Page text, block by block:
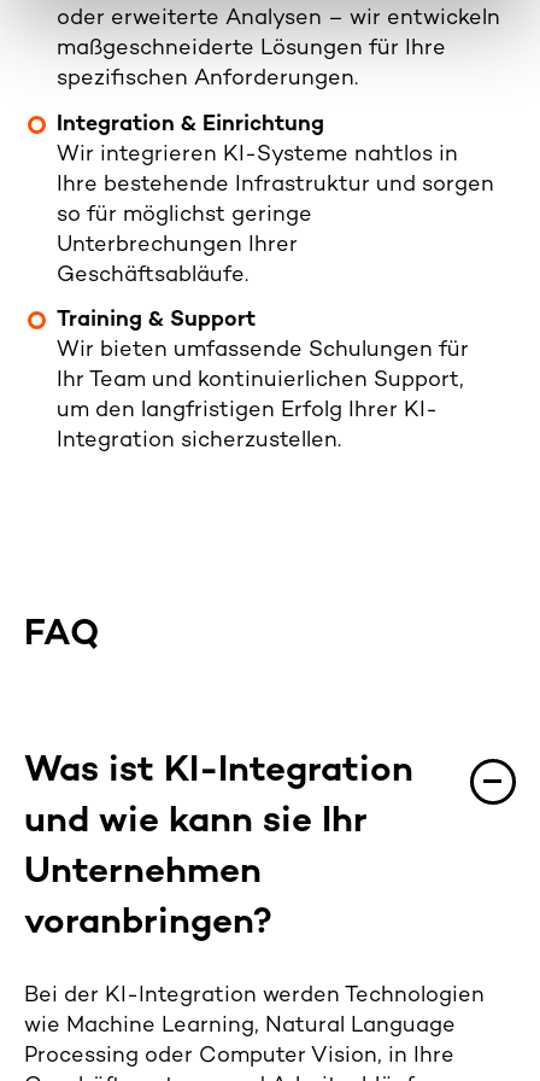
oder erweiterte Analysen – wir entwickeln
maßgeschneiderte Lösungen für Ihre
spezifischen Anforderungen.
Integration & Einrichtung
Wir integrieren KI-Systeme nahtlos in
Ihre bestehende Infrastruktur und sorgen
so für möglichst geringe
Unterbrechungen Ihrer
Geschäftsabläufe.
Training & Support
Wir bieten umfassende Schulungen für
Ihr Team und kontinuierlichen Support,
um den langfristigen Erfolg Ihrer KI-
Integration sicherzustellen.
FAQ
Was ist KI-Integration
und wie kann sie Ihr
Unternehmen
voranbringen?
Bei der KI-Integration werden Technologien
wie Machine Learning, Natural Language
Processing oder Computer Vision, in Ihre